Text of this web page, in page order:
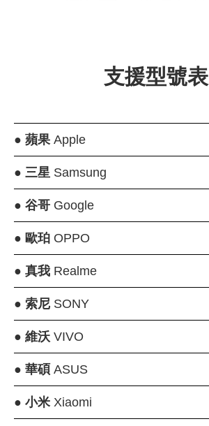
支援型號表
● 蘋果Apple
● 三星Samsung
● 谷哥Google
● 歐珀OPPO
● 真我Realme
● 索尼SONY
● 維沃VIVO
● 華碩 ASUS
● 小米Xiaomi